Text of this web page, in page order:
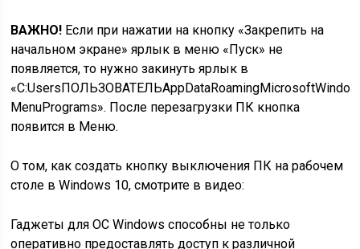
ВАЖНО! Если при нажатии на кнопку «Закрепить на
начальном экране» ярлык в меню «Пуск» не
появляется, то нужно закинуть ярлык в
MenuPrograms». После перезагрузки ПК кнопка
появится в Меню.
О том, как создать кнопку выключения ПК на рабочем
столе в Windows 10, смотрите в видео:
Гаджеты для ОС Windows способны не только
оперативно предоставлять доступ к различной